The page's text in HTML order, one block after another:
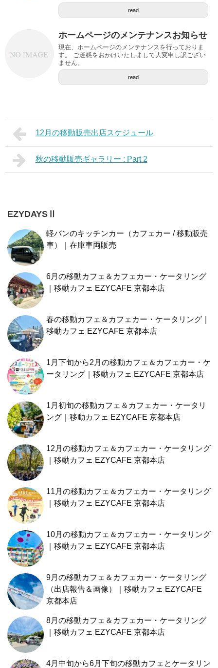
read
ホームページのメンテナンスお知らせ
現在、ホームページのメンテナンスを行っておりま
す。 ご迷惑をおかけいたしまして大変申し訳ござい
ません。
read
12月の移動販売出店スケジュール
秋の移動販売ギャラリー : Part 2
EZYDAYSⅡ
軽バンのキッチンカー（カフェカー / 移動販売
車）｜在庫車両販売
6月の移動カフェ＆カフェカー・ケータリング
｜移動カフェ EZYCAFE 京都本店
春の移動カフェ＆カフェカー・ケータリング｜
移動カフェ EZYCAFE 京都本店
1月下旬から2月の移動カフェ＆カフェカー・ケ
ータリング｜移動カフェ EZYCAFE 京都本店
1月初旬の移動カフェ＆カフェカー・ケータリ
ング｜移動カフェ EZYCAFE 京都本店
12月の移動カフェ＆カフェカー・ケータリング
｜移動カフェ EZYCAFE 京都本店
11月の移動カフェ＆カフェカー・ケータリング
｜移動カフェ EZYCAFE 京都本店
10月の移動カフェ＆カフェカー・ケータリング
｜移動カフェ EZYCAFE 京都本店
9月の移動カフェ＆カフェカー・ケータリング
（出店報告＆画像）｜移動カフェ EZYCAFE
京都本店
8月の移動カフェ＆カフェカー・ケータリング
｜移動カフェ EZYCAFE 京都本店
4月中旬から6月下旬の移動カフェとケータリン